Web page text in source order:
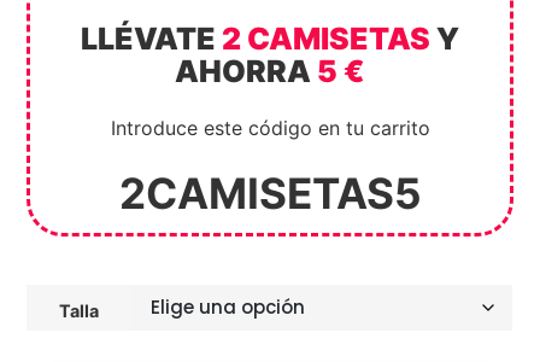
LLÉVATE 2 CAMISETAS Y
AHORRA 5 €
Introduce este código en tu carrito
2CAMISETAS5
Talla